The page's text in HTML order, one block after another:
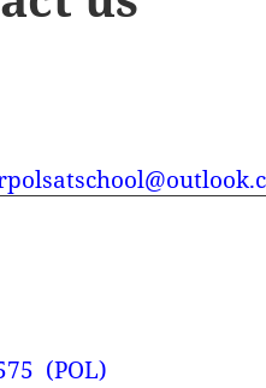
(POL)